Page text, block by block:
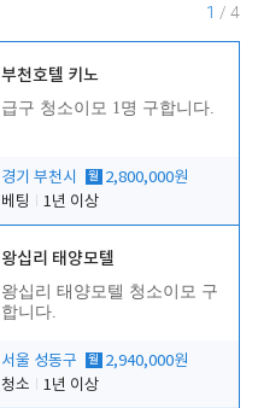
1 / 4
부천호텔 키노
급구 청소이모 1명 구합니다.
경기 부천시 월 2,800,000원
베팅
1년 이상
왕십리 태양모텔
왕십리 태양모텔 청소이모 구
합니다.
서울 성동구 월 2,940,000원
청소
1년 이상